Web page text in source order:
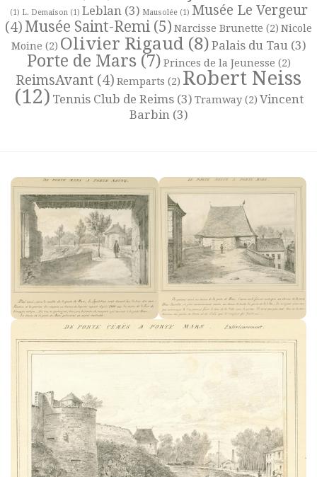
(1) L. Demaison(1) Leblan(3) Mausolée(1) Musée Le Vergeur
(4) Musée Saint-Remi (5) Narcisse Brunette (2) Nicole
Moine (2) Olivier Rigaud(8) Palais du Tau(3)
Porte de Mars(7) Princes de la Jeunesse (2)
ReimsAvant (4) Remparts (2) Robert Neiss
(12) Tennis Club de Reims(3) Tramway(2) Vincent
Barbin(3)